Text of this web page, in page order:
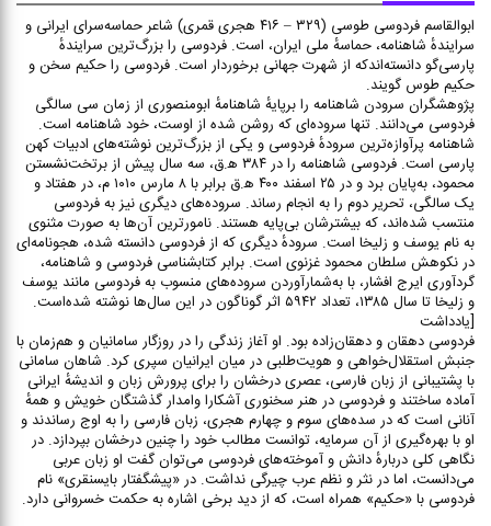
ابوالقاسم فردوسی طوسی (۳۲۹ – ۴۱۶ هجری قمری) شاعر حماسه‌سرای ایرانی و
سرایندهٔ شاهنامه، حماسهٔ ملی ایران، است. فردوسی را بزرگ‌ترین سرایندهٔ
پارسی‌گو دانسته‌اندکه از شهرت جهانی برخوردار است. فردوسی را حکیم سخن و
حکیم طوس گویند.
پژوهشگران سرودن شاهنامه را برپایهٔ شاهنامهٔ ابومنصوری از زمان سی سالگی
فردوسی می‌دانند. تنها سروده‌ای که روشن شده از اوست، خود شاهنامه است.
شاهنامه پرآوازه‌ترین سرودهٔ فردوسی و یکی از بزرگ‌ترین نوشته‌های ادبیات کهن
پارسی است. فردوسی شاهنامه را در ۳۸۴ ه‍.ق، سه سال پیش از برتخت‌نشستن
محمود، به‌پایان برد و در ۲۵ اسفند ۴۰۰ ه‍.ق برابر با ۸ مارس ۱۰۱۰ م، در هفتاد و
یک سالگی، تحریر دوم را به انجام رساند. سروده‌های دیگری نیز به فردوسی
منتسب شده‌اند، که بیشترشان بی‌پایه هستند. نامورترین آن‌ها به صورت مثنوی
به نام یوسف و زلیخا است. سرودهٔ دیگری که از فردوسی دانسته شده، هجونامه‌ای
در نکوهش سلطان محمود غزنوی است. برابر کتابشناسی فردوسی و شاهنامه،
گردآوری ایرج افشار، با به‌شمارآوردن سروده‌های منسوب به فردوسی مانند یوسف
و زلیخا تا سال ۱۳۸۵، تعداد ۵۹۴۲ اثر گوناگون در این سال‌ها نوشته شده‌است.
[یادداشت
فردوسی دهقان و دهقان‌زاده بود. او آغاز زندگی را در روزگار سامانیان و هم‌زمان با
جنبش استقلال‌خواهی و هویت‌طلبی در میان ایرانیان سپری کرد. شاهان سامانی
با پشتیبانی از زبان فارسی، عصری درخشان را برای پرورش زبان و اندیشهٔ ایرانی
آماده ساختند و فردوسی در هنر سخنوری آشکارا وامدار گذشتگان خویش و همهٔ
آنانی است که در سده‌های سوم و چهارم هجری، زبان فارسی را به اوج رساندند و
او با بهره‌گیری از آن سرمایه، توانست مطالب خود را چنین درخشان بپردازد. در
نگاهی کلی دربارهٔ دانش و آموخته‌های فردوسی می‌توان گفت او زبان عربی
می‌دانست، اما در نثر و نظم عرب چیرگی نداشت. در «پیشگفتار بایسنقری» نام
فردوسی با «حکیم» همراه است، که از دید برخی اشاره به حکمت خسروانی دارد.